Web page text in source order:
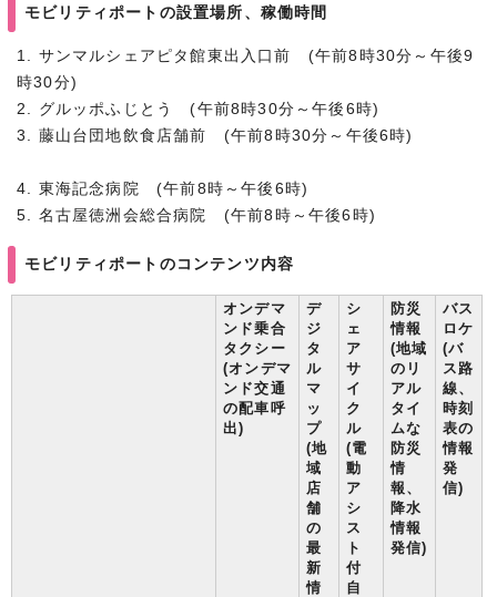
モビリティポートの設置場所、稼働時間
1. サンマルシェアピタ館東出入口前 (午前8時30分～午後9
時30分)
2. グルッポふじとう (午前8時30分～午後6時)
3. 藤山台団地飲食店舗前 (午前8時30分～午後6時)
4. 東海記念病院 (午前8時～午後6時)
5. 名古屋徳洲会総合病院 (午前8時～午後6時)
モビリティポートのコンテンツ内容
オンデマ
ンド乗合
タクシー
(オンデマ
ンド交通
の配車呼
出)
デ
ジ
タ
ル
マ
ッ
プ
(地
域
店
舗
の
最
新
情
シ
ェ
ア
サ
イ
ク
ル
(電
動
ア
シ
ス
ト
付
自
防災
情報
(地域
のリ
アル
タイ
ムな
防災
情
報、
降水
情報
発信)
バス
ロケ
(バ
ス路
線、
時刻
表の
情報
発
信)